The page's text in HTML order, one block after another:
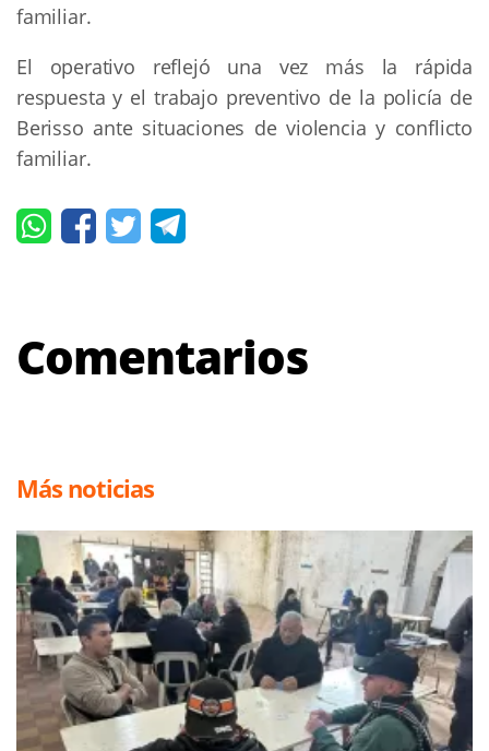
familiar.
El operativo reflejó una vez más la rápida
respuesta y el trabajo preventivo de la policía de
Berisso ante situaciones de violencia y conflicto
familiar.
Comentarios
Más noticias